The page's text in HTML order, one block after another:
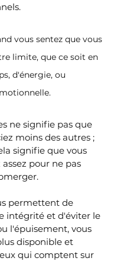
vous sentez que vous
limite, que ce soit en
d'énergie, ou
ne signifie pas que
moins des autres ;
signifie que vous
pour ne pas
permettent de
intégrité et d'éviter le
l'épuisement, vous
disponible et
qui comptent sur